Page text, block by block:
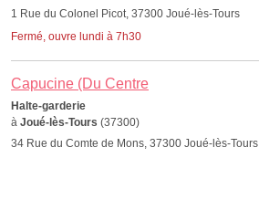
1 Rue du Colonel Picot, 37300 Joué-lès-Tours
Fermé, ouvre lundi à 7h30
Capucine (Du Centre
Halte-garderie
à Joué-lès-Tours (37300)
34 Rue du Comte de Mons, 37300 Joué-lès-Tours